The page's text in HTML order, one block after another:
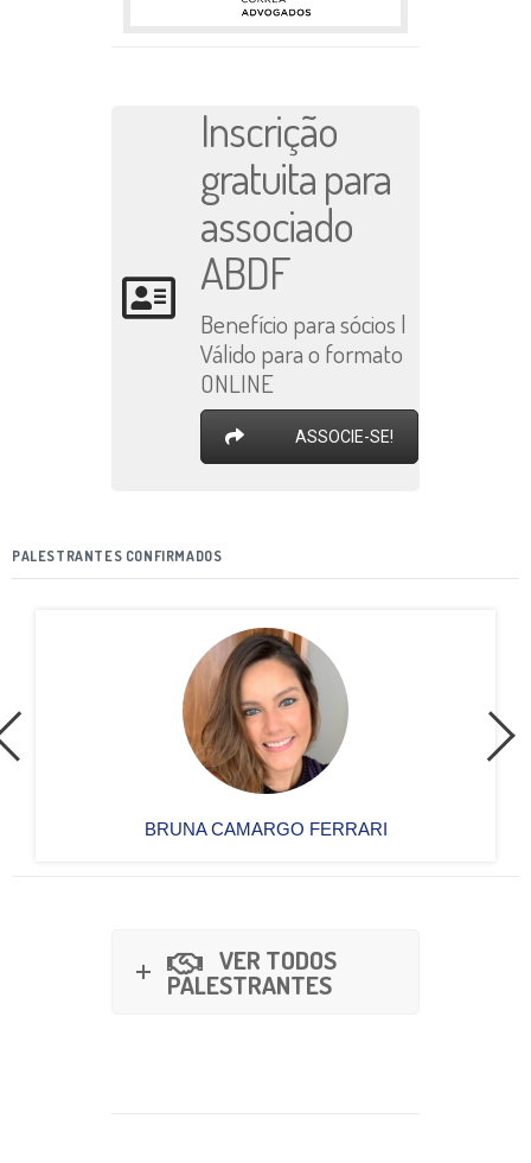
Inscrição
gratuita para
associado
ABDF
Benefício para sócios |
Válido para o formato
ONLINE
ASSOCIE-SE!
PALESTRANTES CONFIRMADOS
BRUNA CAMARGO FERRARI
VER TODOS
PALESTRANTES